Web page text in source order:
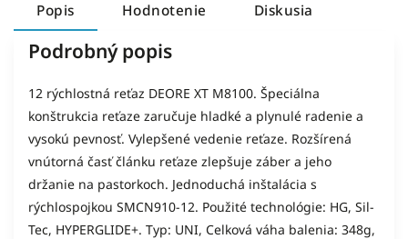
Popis Hodnotenie Diskusia
Podrobný popis
12 rýchlostná reťaz DEORE XT M8100. Špeciálna
konštrukcia reťaze zaručuje hladké a plynulé radenie a
vysokú pevnosť. Vylepšené vedenie reťaze. Rozšírená
vnútorná časť článku reťaze zlepšuje záber a jeho
držanie na pastorkoch. Jednoduchá inštalácia s
rýchlospojkou SMCN910-12. Použité technológie: HG, Sil-
Tec, HYPERGLIDE+. Typ: UNI, Celková váha balenia: 348g,